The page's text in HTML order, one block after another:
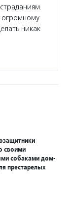
огромному
никак
своими
собаками дом-
престарелых